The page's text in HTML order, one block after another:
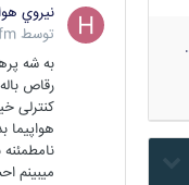
نيروي
توسط
به شه
رقاص
کنترلی
میبینم